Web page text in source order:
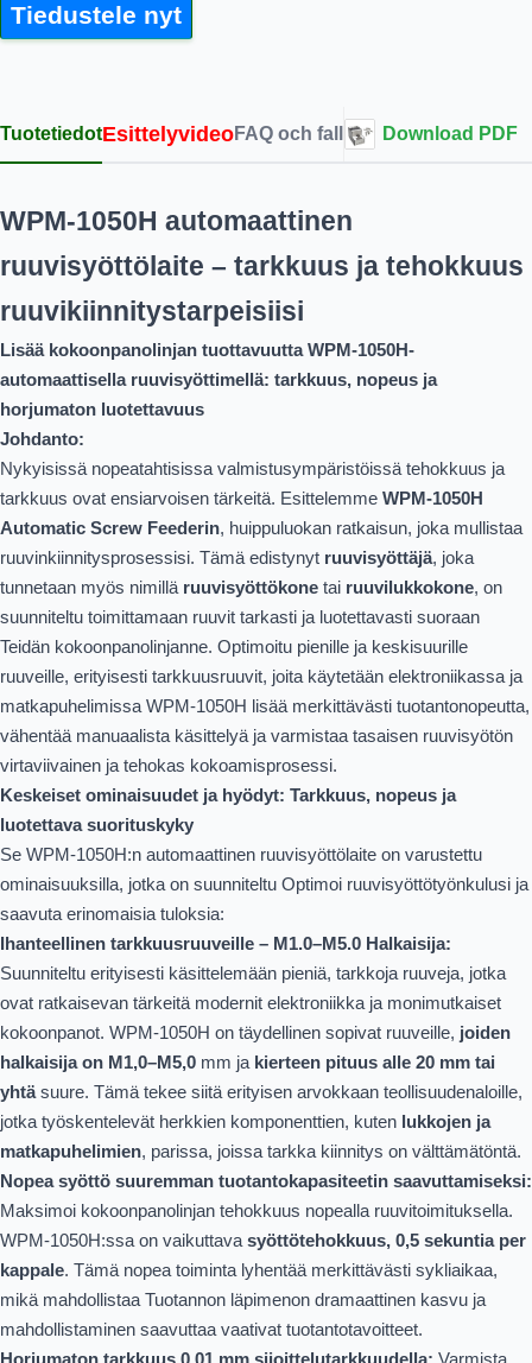
Tiedustele nyt
TuotetiedotEsittelyvideoFAQ och fall Download PDF
WPM-1050H automaattinen
ruuvisyöttölaite – tarkkuus ja tehokkuus
ruuvikiinnitystarpeisiisi
Lisää kokoonpanolinjan tuottavuutta WPM-1050H-
automaattisella ruuvisyöttimellä: tarkkuus, nopeus ja
horjumaton luotettavuus
Johdanto:
Nykyisissä nopeatahtisissa valmistusympäristöissä tehokkuus ja
tarkkuus ovat ensiarvoisen tärkeitä. Esittelemme WPM-1050H
Automatic Screw Feederin, huippuluokan ratkaisun, joka mullistaa
ruuvinkiinnitysprosessisi. Tämä edistynyt ruuvisyöttäjä, joka
tunnetaan myös nimillä ruuvisyöttökone tai ruuvilukkokone, on
suunniteltu toimittamaan ruuvit tarkasti ja luotettavasti suoraan
Teidän kokoonpanolinjanne. Optimoitu pienille ja keskisuurille
ruuveille, erityisesti tarkkuusruuvit, joita käytetään elektroniikassa ja
matkapuhelimissa WPM-1050H lisää merkittävästi tuotantonopeutta,
vähentää manuaalista käsittelyä ja varmistaa tasaisen ruuvisyötön
virtaviivainen ja tehokas kokoamisprosessi.
Keskeiset ominaisuudet ja hyödyt: Tarkkuus, nopeus ja
luotettava suorituskyky
Se WPM-1050H:n automaattinen ruuvisyöttölaite on varustettu
ominaisuuksilla, jotka on suunniteltu Optimoi ruuvisyöttötyönkulusi ja
saavuta erinomaisia tuloksia:
Ihanteellinen tarkkuusruuveille – M1.0–M5.0 Halkaisija:
Suunniteltu erityisesti käsittelemään pieniä, tarkkoja ruuveja, jotka
ovat ratkaisevan tärkeitä modernit elektroniikka ja monimutkaiset
kokoonpanot. WPM-1050H on täydellinen sopivat ruuveille, joiden
halkaisija on M1,0–M5,0 mm ja kierteen pituus alle 20 mm tai
yhtä suure. Tämä tekee siitä erityisen arvokkaan teollisuudenaloille,
jotka työskentelevät herkkien komponenttien, kuten lukkojen ja
matkapuhelimien, parissa, joissa tarkka kiinnitys on välttämätöntä.
Nopea syöttö suuremman tuotantokapasiteetin saavuttamiseksi:
Maksimoi kokoonpanolinjan tehokkuus nopealla ruuvitoimituksella.
WPM-1050H:ssa on vaikuttava syöttötehokkuus, 0,5 sekuntia per
kappale. Tämä nopea toiminta lyhentää merkittävästi sykliaikaa,
mikä mahdollistaa Tuotannon läpimenon dramaattinen kasvu ja
mahdollistaminen saavuttaa vaativat tuotantotavoitteet.
Horjumaton tarkkuus 0,01 mm sijoittelutarkkuudella: Varmista